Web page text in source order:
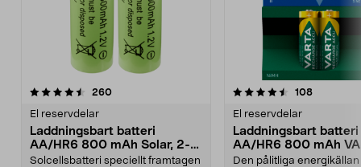
260recensioner
El reservdelar
Laddningsbart batteri
AA/HR6 800 mAh Solar, 2-
pack
Solcellsbatteri speciellt framtagen
4.5av 5 stjärnor 108
El reservdelar
Laddningsbart batteri
AA/HR6 800 mAh
Solar
Den pålitliga